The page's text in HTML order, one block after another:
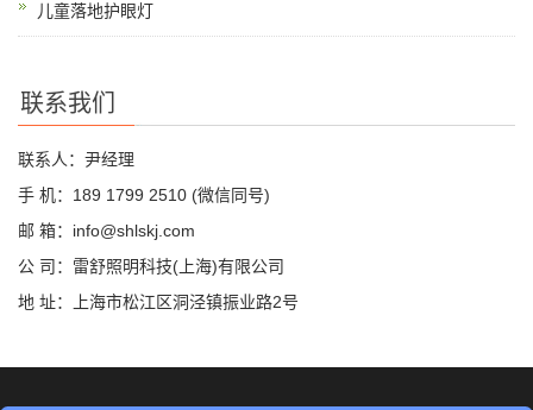
儿童落地护眼灯
联系我们
联系人：尹经理
手 机：189 1799 2510 (微信同号)
邮 箱：info@shlskj.com
公 司：雷舒照明科技(上海)有限公司
地 址：上海市松江区洞泾镇振业路2号